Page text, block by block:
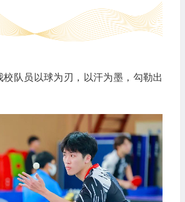
队员以球为刃，以汗为墨，勾勒出